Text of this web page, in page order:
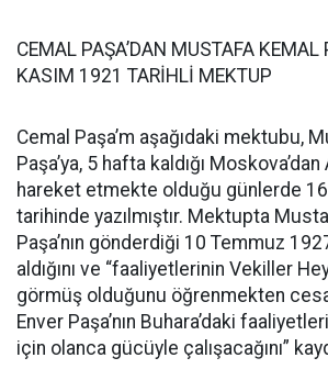
CEMAL PAŞA’DAN MUSTAFA KEMAL
KASIM 1921 TARİHLİ MEKTUP
Cemal Paşa’m aşağıdaki mektubu,
Paşa’ya, 5 hafta kaldığı Moskova’dan
hareket etmekte olduğu günlerde 16
tarihinde yazılmıştır. Mektupta
Paşa’nın gönderdiği 10 Temmuz
aldığını ve “faaliyetlerinin Vekiller
görmüş olduğunu öğrenmekten
Enver Paşa’nın Buhara’daki
için olanca gücüyle çalışacağını”